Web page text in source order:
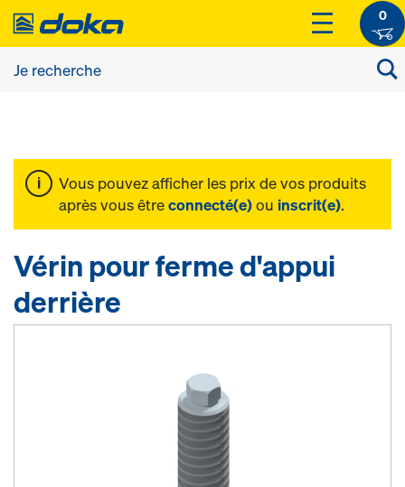
0
Vous pouvez afficher les prix de vos produits
après vous êtreconnecté(e)ou inscrit(e).
Vérin pour ferme d'appui
derrière